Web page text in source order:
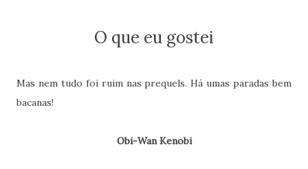
O que eu gostei
Mas nem tudo foi ruim nas prequels. Há umas paradas bem
bacanas!
Obi-Wan Kenobi